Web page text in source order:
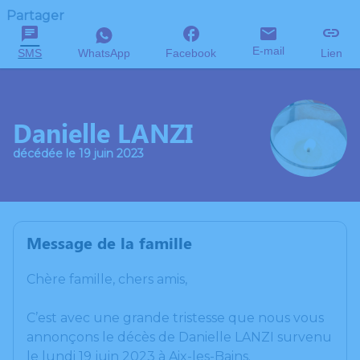
Partager
SMS WhatsApp Facebook E-mail Lien
Danielle LANZI
décédée le 19 juin 2023
Message de la famille
Chère famille, chers amis,
C’est avec une grande tristesse que nous vous
annonçons le décès de Danielle LANZI survenu
le lundi 19 juin 2023 à Aix-les-Bains.